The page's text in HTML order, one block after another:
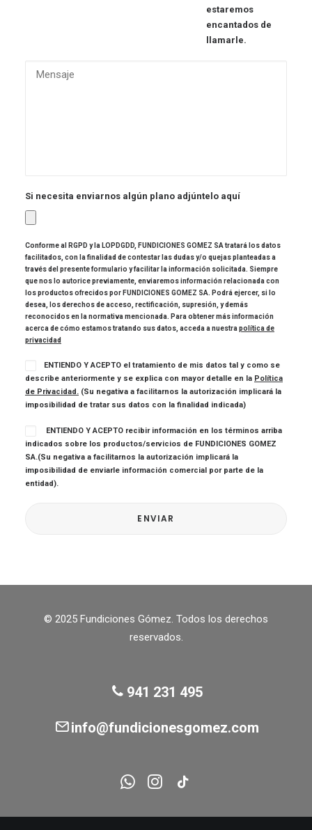
estaremos
encantados de
llamarle.
Si necesita enviarnos algún plano adjúntelo aquí
Conforme al RGPD y la LOPDGDD, FUNDICIONES GOMEZ SA tratará los datos
facilitados, con la finalidad de contestar las dudas y/o quejas planteadas a
través del presente formulario y facilitar la información solicitada. Siempre
que nos lo autorice previamente, enviaremos información relacionada con
los productos ofrecidos por FUNDICIONES GOMEZ SA. Podrá ejercer, si lo
desea, los derechos de acceso, rectificación, supresión, y demás
reconocidos en la normativa mencionada. Para obtener más información
acerca de cómo estamos tratando sus datos, acceda a nuestra política de
privacidad
ENTIENDO Y ACEPTO el tratamiento de mis datos tal y como se
describe anteriormente y se explica con mayor detalle en la Política
de Privacidad. (Su negativa a facilitarnos la autorización implicará la
imposibilidad de tratar sus datos con la finalidad indicada)
ENTIENDO Y ACEPTO recibir información en los términos arriba
indicados sobre los productos/servicios de FUNDICIONES GOMEZ
SA.(Su negativa a facilitarnos la autorización implicará la
imposibilidad de enviarle información comercial por parte de la
entidad).
© 2025 Fundiciones Gómez. Todos los derechos
reservados.
941 231 495
info@fundicionesgomez.com